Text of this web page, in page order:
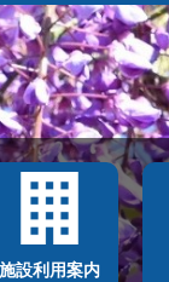
施設利用案内